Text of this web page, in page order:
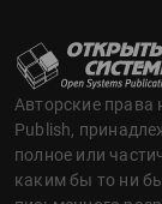
Авторские права
Publish,
полное или
каким бы то ни